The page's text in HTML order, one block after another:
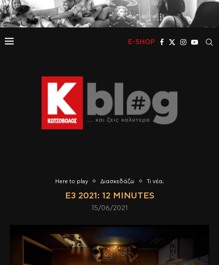
E-SHOP
Here to play Διασκεδάζω Τι νέα;
E3 2021: 12 MINUTES
15/06/2021